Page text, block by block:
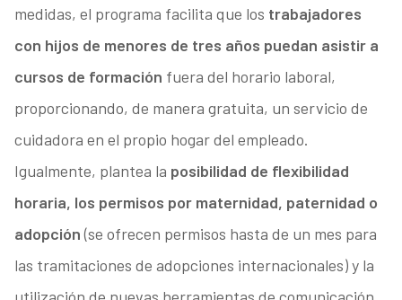
medidas, el programa facilita que los trabajadores
con hijos de menores de tres años puedan asistir a
cursos de formación fuera del horario laboral,
proporcionando, de manera gratuita, un servicio de
cuidadora en el propio hogar del empleado.
Igualmente, plantea la posibilidad de flexibilidad
horaria, los permisos por maternidad, paternidad o
adopción(se ofrecen permisos hasta de un mes para
las tramitaciones de adopciones internacionales) y la